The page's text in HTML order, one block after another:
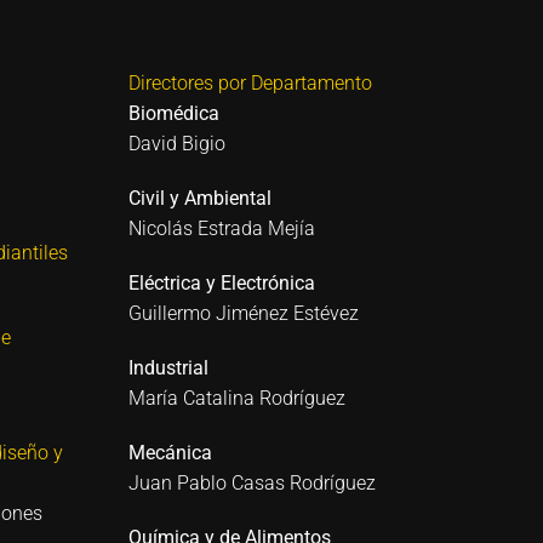
y
Directores por Departamento
Biomédica
David Bigio
Civil y Ambiental
Nicolás Estrada Mejía
Eléctrica y Electrónica
Guillermo Jiménez Estévez
Industrial
María Catalina Rodríguez
Mecánica
Juan Pablo Casas Rodríguez
Química y de Alimentos